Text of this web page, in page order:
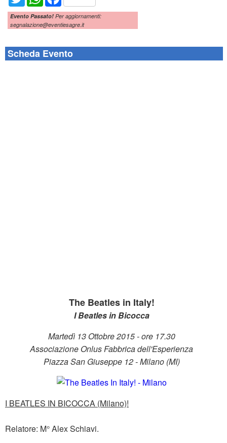
Evento Passato! Per aggiornamenti:
segnalazione@eventiesagre.it
Scheda Evento
The Beatles in Italy!
I Beatles in Bicocca
Martedì 13 Ottobre 2015 - ore 17.30
Associazione Onlus Fabbrica dell'Esperienza
Piazza San Giuseppe 12 - Milano (MI)
I BEATLES IN BICOCCA (Milano)!
Relatore: M° Alex Schiavi.